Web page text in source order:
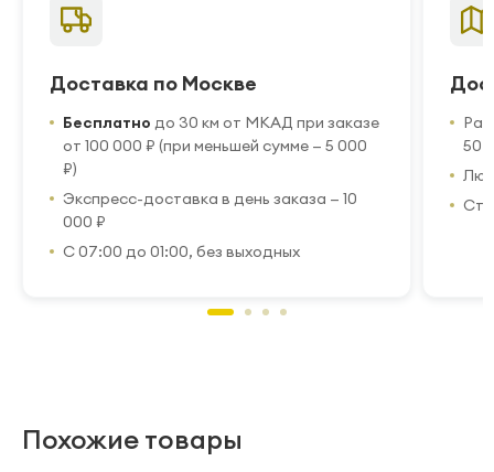
Доставка по Москве
Бесплатно до 30 км от МКАД при заказе
от 100 000 ₽ (при меньшей сумме — 5 000
₽)
Экспресс-доставка в день заказа — 10
000 ₽
С 07:00 до 01:00, без выходных
50
Похожие товары